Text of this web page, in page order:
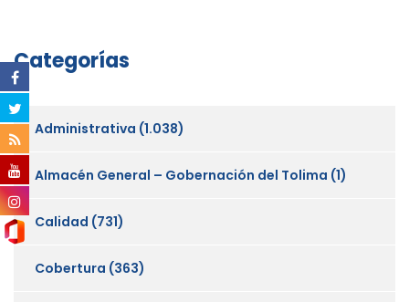
Categorías
Administrativa (1.038)
Almacén General – Gobernación del Tolima (1)
Calidad (731)
Cobertura (363)